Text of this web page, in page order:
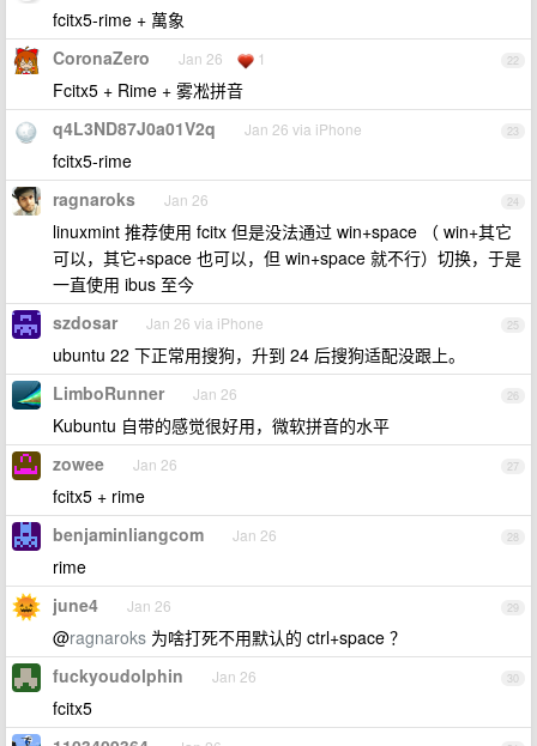
fcitx5-rime + 萬象
22
CoronaZero Jan 26 1
Fcitx5 + Rime + 雾凇拼音
23
q4L3ND87J0a01V2q Jan 26 via iPhone
fcitx5-rime
24
ragnaroks Jan 26
linuxmint 推荐使用 fcitx 但是没法通过 win+space （ win+其它
可以，其它+space 也可以，但 win+space 就不行）切换，于是
一直使用 ibus 至今
25
szdosar Jan 26 via iPhone
ubuntu 22 下正常用搜狗，升到 24 后搜狗适配没跟上。
26
LimboRunner Jan 26
Kubuntu 自带的感觉很好用，微软拼音的水平
27
zowee Jan 26
fcitx5 + rime
28
benjaminliangcom Jan 26
rime
29
june4 Jan 26
@ragnaroks 为啥打死不用默认的 ctrl+space ？
30
fuckyoudolphin Jan 26
fcitx5